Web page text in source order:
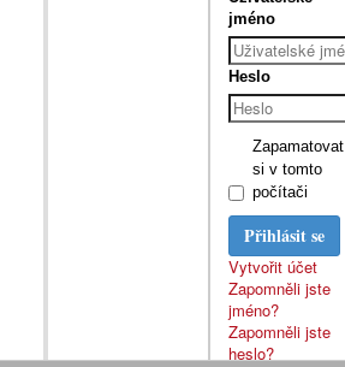
jméno
Heslo
Zapamatovat
si v tomto
počítači
Přihlásit se
Vytvořit účet
Zapomněli jste
jméno?
Zapomněli jste
heslo?